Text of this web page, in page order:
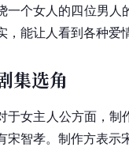
一个女人的四位男人
，能让人看到各种爱
集选角
于女主人公方面，制
宋智孝。制作方表示